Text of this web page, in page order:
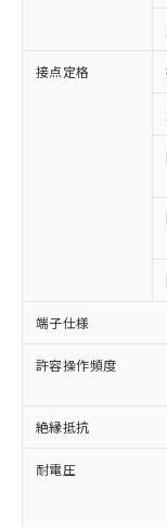
接点定格
端子仕様
許容操作頻度
絶縁抵抗
耐電圧
ご利
以下の条
ご利用く
本
商
(税
当
本
こ
在
記
タ
覧
準
対応
非含有に
す。
対応予定
有に対応
対応予定
非含有に
定はあり
調査・確
非含有の
非該当品
害物質有
仕入先様
いたもの
むを得ず
六価クロム
類(PBB)
「○」：
基準値以
「×」：
基準値を
「－」：
*中国
Pb(鉛)
Cr(Ⅵ)(六価ク
当
為
（
ま
国
可)